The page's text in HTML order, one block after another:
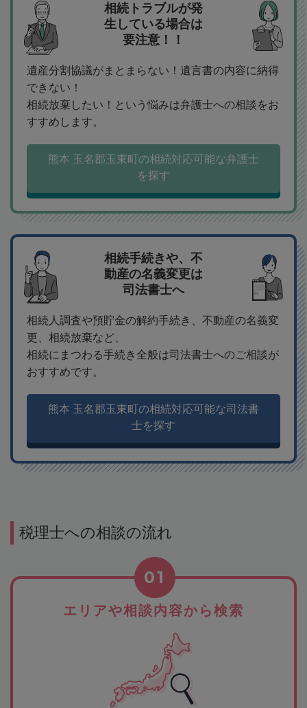
相続トラブルが発
生している場合は
要注意！！
遺産分割協議がまとまらない！遺言書の内容に納得
できない！
相続放棄したい！という悩みは弁護士への相談をお
すすめします。
熊本 玉名郡玉東町の相続対応可能な弁護士
を探す
相続手続きや、不
動産の名義変更は
司法書士へ
相続人調査や預貯金の解約手続き、不動産の名義変
更、相続放棄など、
相続にまつわる手続き全般は司法書士へのご相談が
おすすめです。
熊本 玉名郡玉東町の相続対応可能な司法書
士を探す
税理士への相談の流れ
エリアや相談内容から検索
01